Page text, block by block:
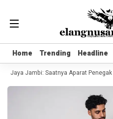
Home Trending Headline
Home Trending Headline
Jaya Jambi: Saatnya Aparat